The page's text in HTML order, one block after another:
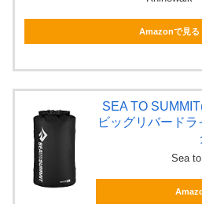
Amazonで見る
SEA TO
ビッグリバード
Sea